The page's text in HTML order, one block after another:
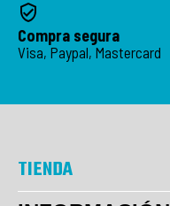
Compra segura
Visa, Paypal, Mastercard
TIENDA